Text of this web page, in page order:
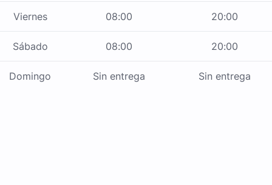
Viernes 08:00 20:00
Sábado 08:00 20:00
Domingo Sin entrega Sin entrega